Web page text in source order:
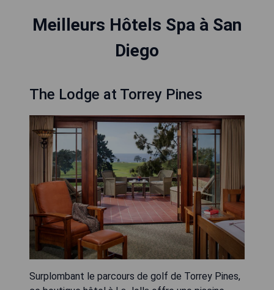
Meilleurs Hôtels Spa à San
Diego
The Lodge at Torrey Pines
Surplombant le parcours de golf de Torrey Pines,